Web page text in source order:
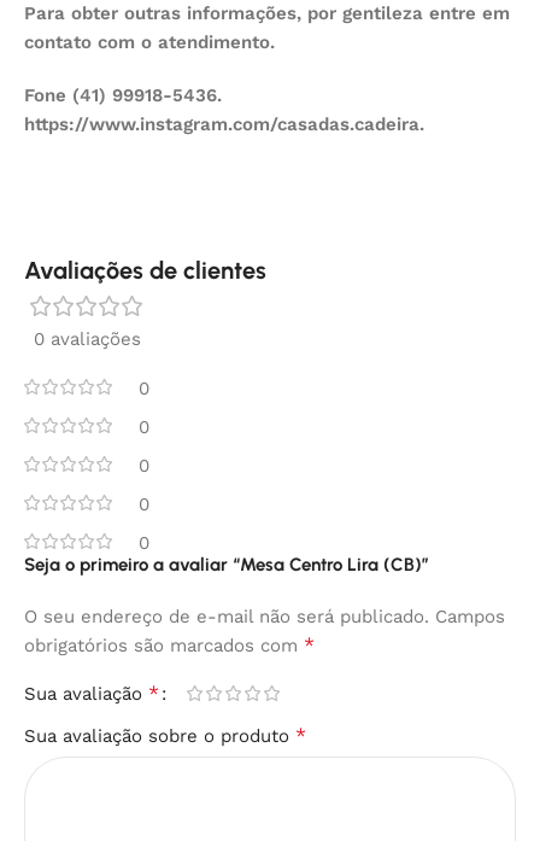
Para obter outras informações, por gentileza entre em
contato com o atendimento.
Fone (41) 99918-5436.
https://www.instagram.com/casadas.cadeira.
Avaliações de clientes
0 avaliações
0
0
0
0
0
Seja o primeiro a avaliar “Mesa Centro Lira (CB)”
O seu endereço de e-mail não será publicado. Campos
obrigatórios são marcados com *
Sua avaliação *
Sua avaliação sobre o produto *